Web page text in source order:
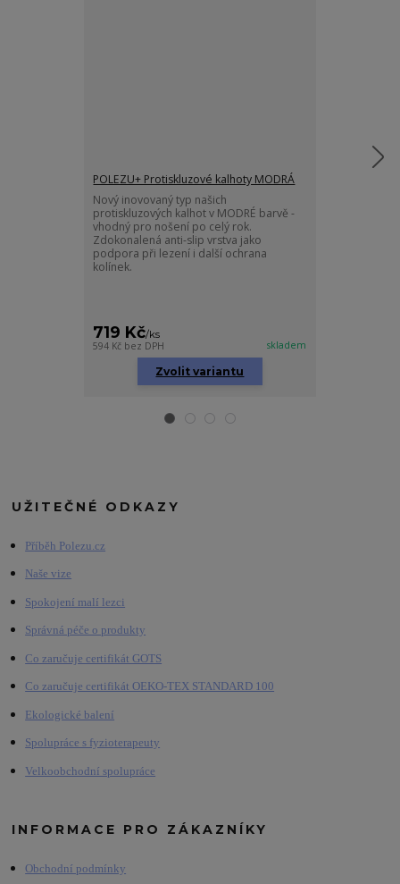
POLEZU+ Protiskluzové kalhoty MODRÁ
Nový inovovaný typ našich
protiskluzových kalhot v MODRÉ barvě -
vhodný pro nošení po celý rok.
Zdokonalená anti-slip vrstva jako
podpora při lezení i další ochrana
kolínek.
719 Kč/ks
594 Kč bez DPH skladem
Zvolit variantu
UŽITEČNÉ ODKAZY
Příběh Polezu.cz
Naše vize
Spokojení malí lezci
Správná péče o produkty
Co zaručuje certifikát GOTS
Co zaručuje certifikát OEKO-TEX STANDARD 100
Ekologické balení
Spolupráce s fyzioterapeuty
Velkoobchodní spolupráce
INFORMACE PRO ZÁKAZNÍKY
Obchodní podmínky